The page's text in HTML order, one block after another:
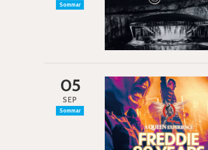
Sommar
05
SEP
Sommar